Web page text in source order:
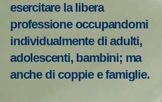
esercitare la libera
professione occupandomi
individualmente di adulti,
adolescenti, bambini; ma
anche di coppie e famiglie.